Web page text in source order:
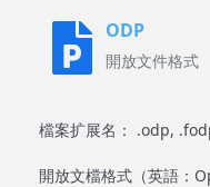
ODP
開放文件格式
檔案扩展名： .odp,
開放文檔格式（英語：